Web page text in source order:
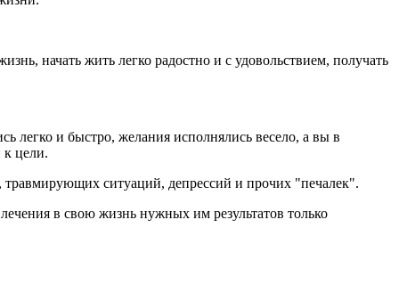
начать жить легко радостно и с удовольствием, получать
легко и быстро, желания исполнялись весело, а вы в
к цели.
ситуаций, депрессий и прочих "печалек".
в свою жизнь нужных им результатов только